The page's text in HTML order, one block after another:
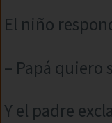
El niño
– Papá quiero
Y el padre